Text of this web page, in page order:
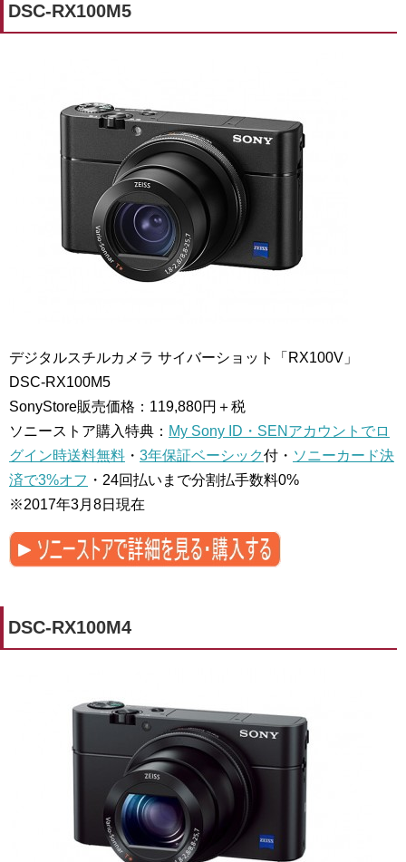
DSC-RX100M5
デジタルスチルカメラ サイバーショット「RX100V」
DSC-RX100M5
SonyStore販売価格：119,880円＋税
ソニーストア購入特典： My Sony ID・SENアカウントでロ
グイン時送料無料 ・ 3年保証ベーシック付・ ソニーカード決
済で3%オフ ・24回払いまで分割払手数料0%
※2017年3月8日現在
DSC-RX100M4